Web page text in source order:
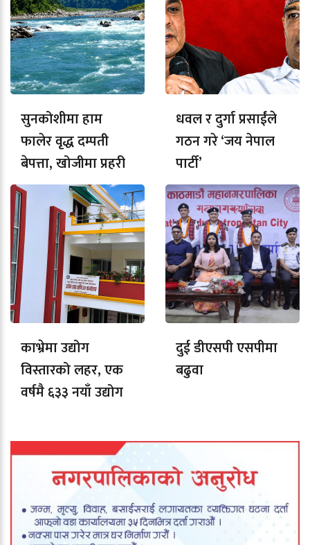
सुनकोशीमा हाम
फालेर वृद्ध दम्पती
बेपत्ता, खोजीमा प्रहरी
धवल र दुर्गा प्रसाईंले
गठन गरे ‘जय नेपाल
पार्टी’
काभ्रेमा उद्योग
विस्तारको लहर, एक
वर्षमै ६३३ नयाँ उद्योग
दुई डीएसपी एसपीमा
बढुवा